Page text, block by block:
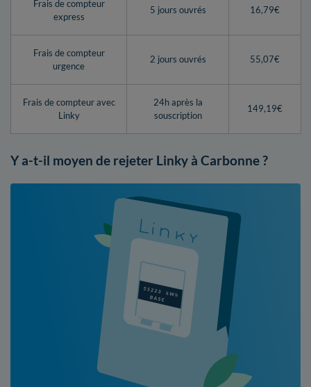
Frais de compteur
express
5 jours ouvrés 16,79€
Frais de compteur
urgence
2 jours ouvrés 55,07€
Frais de compteur avec
Linky
24h après la
souscription
149,19€
Y a-t-il moyen de rejeter Linky à Carbonne ?